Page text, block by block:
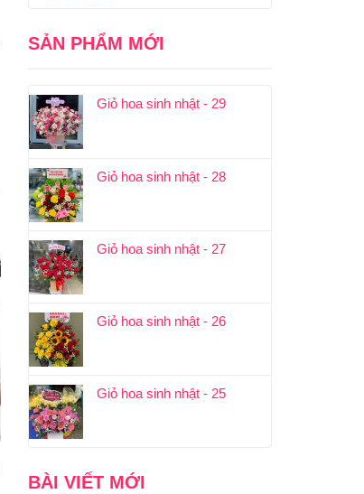
SẢN PHẨM MỚI
Giỏ hoa sinh nhật - 29
Giỏ hoa sinh nhật - 28
Giỏ hoa sinh nhật - 27
Giỏ hoa sinh nhật - 26
Giỏ hoa sinh nhật - 25
BÀI VIẾT MỚI